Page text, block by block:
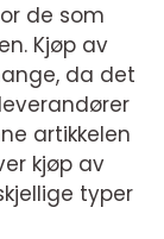
de som
Kjøp av
da det
artikkelen
kjøp av
typer